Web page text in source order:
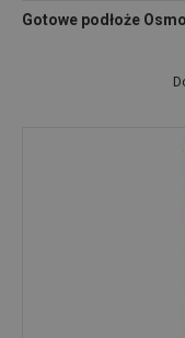
Gotowe podłoże